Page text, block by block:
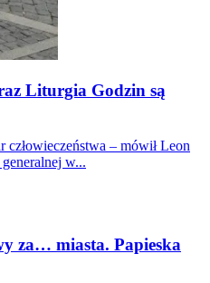
Liturgia Godzin są
– mówił Leon
w...
za… miasta. Papieska